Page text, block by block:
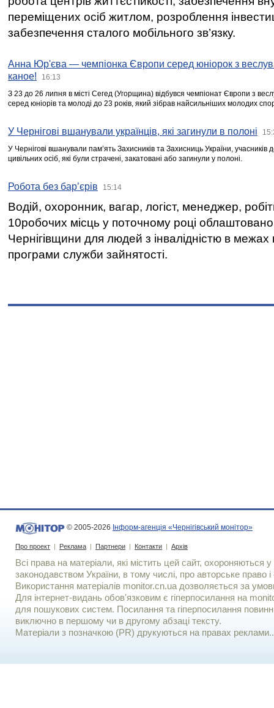
переміщених осіб житлом, розроблення
забезпечення сталого мобільного зв’язку.
Анна Юр'єва — чемпіонка Європи серед юніорок з
каное!
16:13
З 23 до 26 липня в місті Сегед (Угорщина) відбувся чемпіонат Європи з
серед юніорів та молоді до 23 років, який зібрав найсильніших молодих
У Чернігові вшанували українців, які загинули в полоні
У Чернігові вшанували пам’ять Захисників та Захисниць України,
цивільних осіб, які були страчені, закатовані або загинули у полоні.
Робота без бар’єрів 15:14
Водій, охоронник, вагар, логіст, менеджер,
10робочих місць у поточному році
Чернігівщини для людей з інвалідністю в межах
програми служби зайнятості.
© 2005-2026 Інформ-агенція «Чернігівський монітор»
Про проект | Реклама | Партнери | Контакти | Архів
Всі права на матеріали, які містить цей сайт, охороняються у
законодавством України, в тому числі, про авторське право і
Використання матерiалiв monitor.cn.ua дозволяється за
Для iнтернет-видань обов'язковим є гiперпосилання на
для пошукових систем. Посилання та гіперпосилання
виключно в першому чи в другому абзаці тексту.
Матеріали з позначкою (PR) друкуються на правах реклами..